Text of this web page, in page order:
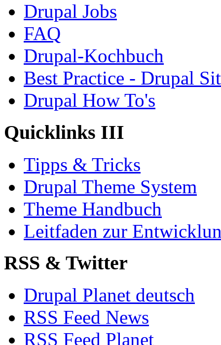
Drupal Jobs
FAQ
Drupal-Kochbuch
Best Practice - Drupal
Drupal How To's
Quicklinks III
Tipps & Tricks
Drupal Theme System
Theme Handbuch
Leitfaden zur
RSS & Twitter
Drupal Planet deutsch
RSS Feed News
RSS Feed Planet